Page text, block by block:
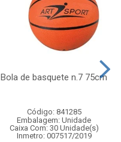
Bola de basquete n.7 75cm
Código: 841285
Embalagem: Unidade
Caixa Com: 30 Unidade(s)
Inmetro: 007517/2019